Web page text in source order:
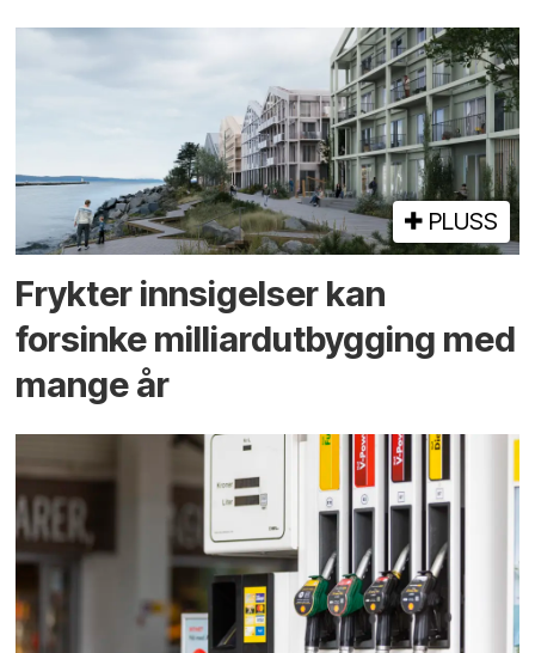
PLUSS
Frykter innsigelser kan
forsinke milliard­utbygging med
mange år